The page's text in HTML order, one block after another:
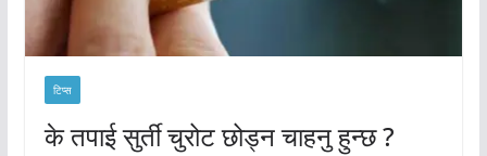
टिप्स
के तपाई सुर्ती चुरोट छोड्न चाहनु हुन्छ ?